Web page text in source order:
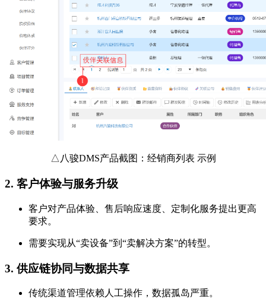
△八骏DMS产品截图：经销商列表 示例
2. 客户体验与服务升级
客户对产品体验、售后响应速度、定制化服务提出更高
要求。
需要实现从“卖设备”到“卖解决方案”的转型。
3. 供应链协同与数据共享
传统渠道管理依赖人工操作，数据孤岛严重。